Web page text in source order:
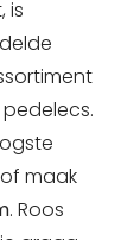
is
of maak
. Roos